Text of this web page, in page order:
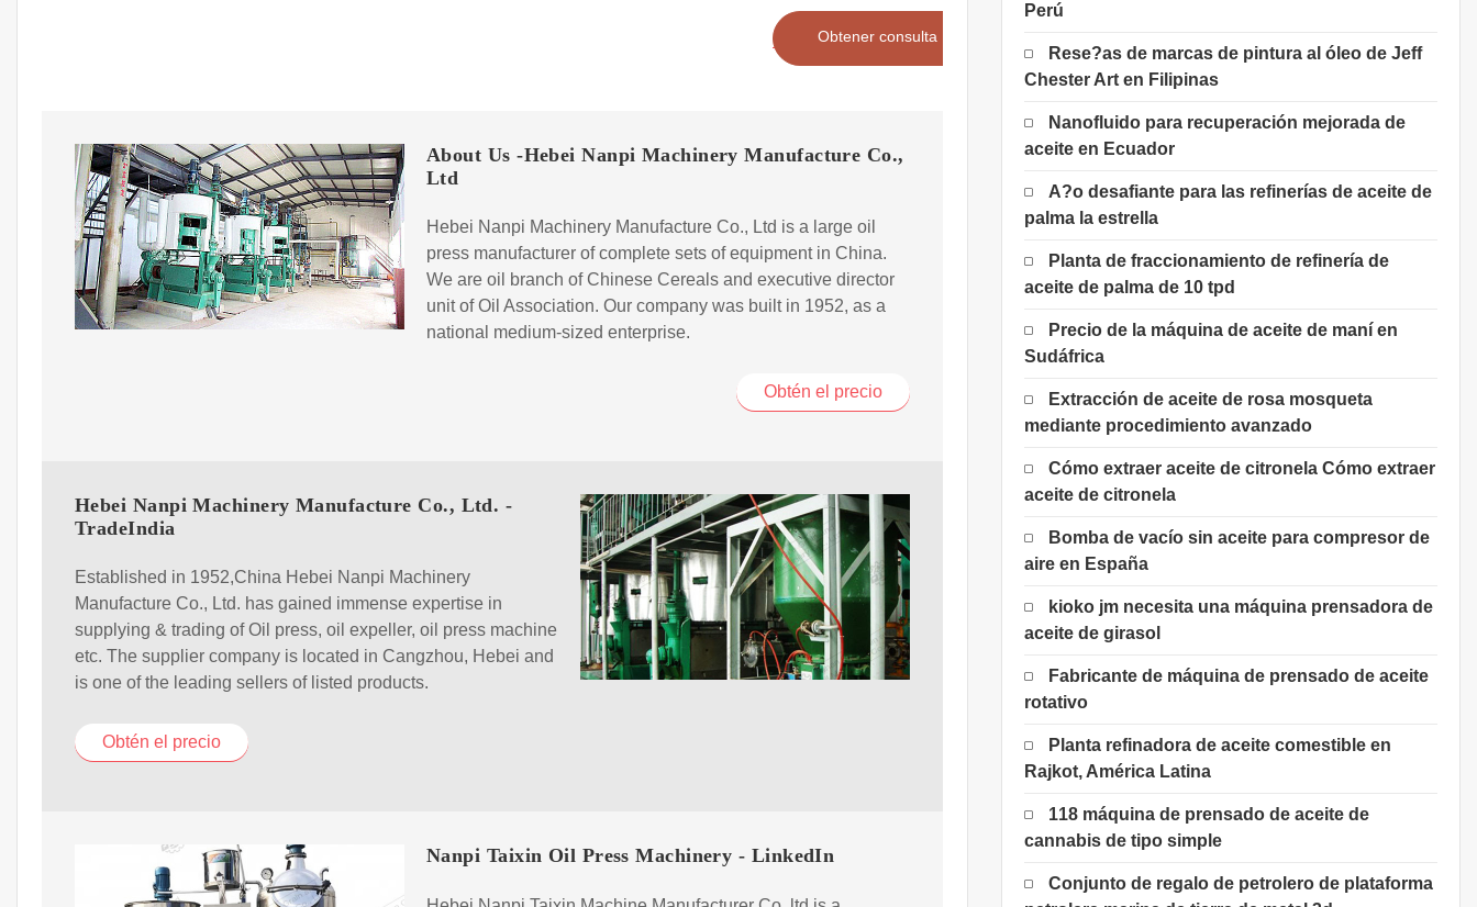
Obtener consulta
About Us -Hebei Nanpi Machinery Manufacture Co.,
Ltd
Hebei Nanpi Machinery Manufacture Co., Ltd is a large oil
press manufacturer of complete sets of equipment in China.
We are oil branch of Chinese Cereals and executive director
unit of Oil Association. Our company was built in 1952, as a
national medium-sized enterprise.
Obtén el precio
Hebei Nanpi Machinery Manufacture Co., Ltd. -
TradeIndia
Established in 1952,China Hebei Nanpi Machinery
Manufacture Co., Ltd. has gained immense expertise in
supplying & trading of Oil press, oil expeller, oil press machine
etc. The supplier company is located in Cangzhou, Hebei and
is one of the leading sellers of listed products.
Obtén el precio
Nanpi Taixin Oil Press Machinery - LinkedIn
Perú
Rese?as de marcas de pintura al óleo de Jeff
Chester Art en Filipinas
Nanofluido para recuperación mejorada de
aceite en Ecuador
A?o desafiante para las refinerías de aceite de
palma la estrella
Planta de fraccionamiento de refinería de
aceite de palma de 10 tpd
Precio de la máquina de aceite de maní en
Sudáfrica
Extracción de aceite de rosa mosqueta
mediante procedimiento avanzado
Cómo extraer aceite de citronela Cómo extraer
aceite de citronela
Bomba de vacío sin aceite para compresor de
aire en España
kioko jm necesita una máquina prensadora de
aceite de girasol
Fabricante de máquina de prensado de aceite
rotativo
Planta refinadora de aceite comestible en
Rajkot, América Latina
118 máquina de prensado de aceite de
cannabis de tipo simple
Conjunto de regalo de petrolero de plataforma